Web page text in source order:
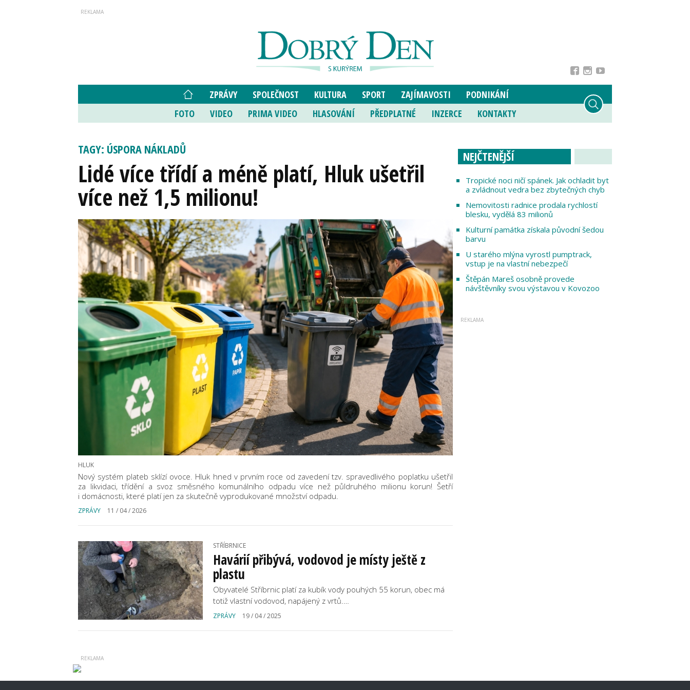
ZPRÁVY SPOLEČNOST KULTURA SPORT ZAJÍMAVOSTI
PODNIKÁNÍ
FOTO
VIDEO PRIMA VIDEO HLASOVÁNÍ PŘEDPLATNÉ INZERCE KONTAKTY
TAGY: ÚSPORA NÁKLADŮ
Lidé více třídí a méně platí, Hluk ušetřil
více než 1,5 milionu!
HLUK
Nový systém plateb sklízí ovoce. Hluk hned v prvním roce od zavedení tzv. spravedlivého poplatku ušetřil
za likvidaci, třídění a svoz směsného komunálního odpadu více než půldruhého milionu korun! Šetří
i domácnosti, které platí jen za skutečně vyprodukované množství odpadu.
ZPRÁVY 11 / 04 / 2026
STŘÍBRNICE
Havárií přibývá, vodovod je místy ještě z
plastu
Obyvatelé Stříbrnic platí za kubík vody pouhých 55 korun, obec má
totiž vlastní vodovod, napájený z vrtů.…
ZPRÁVY 19 / 04 / 2025
NEJČTENĚJŠÍ
Tropické noci ničí spánek. Jak ochladit byt
a zvládnout vedra bez zbytečných chyb
Nemovitosti radnice prodala rychlostí
blesku, vydělá 83 milionů
Kulturní památka získala původní šedou
barvu
U starého mlýna vyrostl pumptrack,
vstup je na vlastní nebezpečí
Štěpán Mareš osobně provede
návštěvníky svou výstavou v Kovozoo